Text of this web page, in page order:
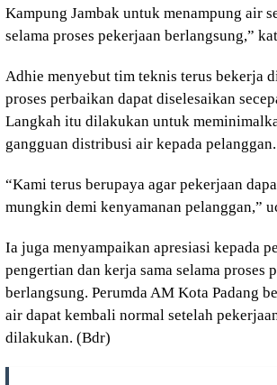
Kampung Jambak untuk menampung air
selama proses pekerjaan berlangsung,”
Adhie menyebut tim teknis terus bekerja
proses perbaikan dapat diselesaikan
Langkah itu dilakukan untuk
gangguan distribusi air kepada pelanggan.
“Kami terus berupaya agar pekerjaan
mungkin demi kenyamanan pelanggan,”
Ia juga menyampaikan apresiasi kepada
pengertian dan kerja sama selama proses
berlangsung. Perumda AM Kota Padang
air dapat kembali normal setelah
dilakukan. (Bdr)